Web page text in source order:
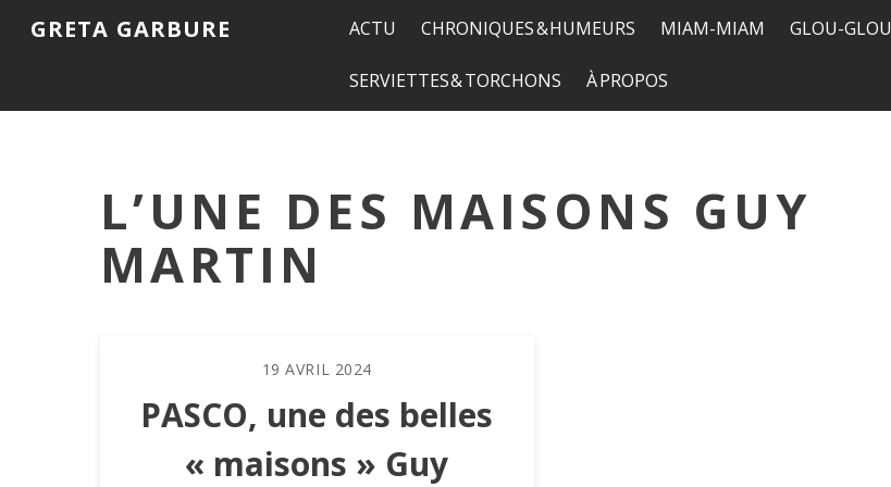
GRETA GARBURE ACTU CHRONIQUES & HUMEURS MIAM-MIAM GLOU-GLOU
SERVIETTES & TORCHONS À PROPOS
L’UNE DES MAISONS GUY
MARTIN
19 AVRIL 2024
PASCO, une des belles
« maisons » Guy